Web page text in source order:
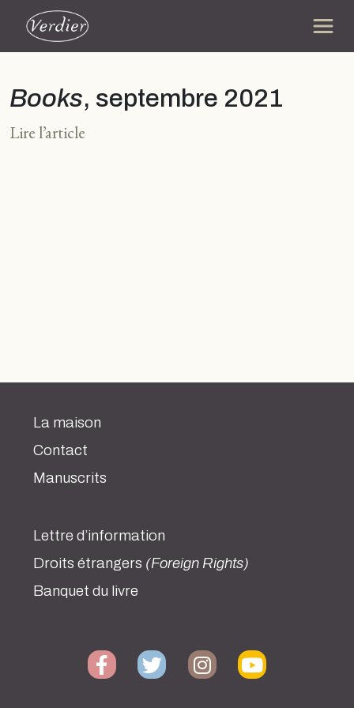
Books, septembre 2021
Lire l’article
La maison
Contact
Manuscrits
Lettre d’information
Droits étrangers (Foreign Rights)
Banquet du livre